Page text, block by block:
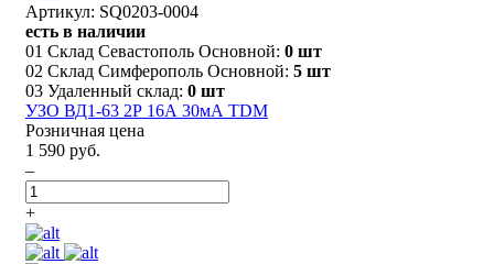
Артикул: SQ0203-0004
есть в наличии
01 Склад Севастополь Основной: 0 шт
02 Склад Симферополь Основной: 5 шт
03 Удаленный склад: 0 шт
УЗО ВД1-63 2Р 16А 30мА TDM
Розничная цена
1 590 руб.
–
+